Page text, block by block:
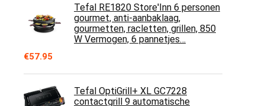
Tefal RE1820 Store'Inn 6 personen
gourmet, anti-aanbaklaag,
gourmetten, racletten, grillen, 850
W Vermogen, 6 pannetjes…
€57.95
Tefal OptiGrill+ XL GC7228
contactgrill 9 automatische